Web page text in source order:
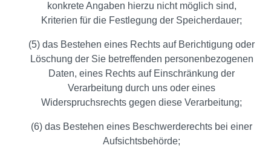
konkrete Angaben hierzu nicht möglich sind,
Kriterien für die Festlegung der Speicherdauer;
(5) das Bestehen eines Rechts auf Berichtigung oder
Löschung der Sie betreffenden personenbezogenen
Daten, eines Rechts auf Einschränkung der
Verarbeitung durch uns oder eines
Widerspruchsrechts gegen diese Verarbeitung;
(6) das Bestehen eines Beschwerderechts bei einer
Aufsichtsbehörde;